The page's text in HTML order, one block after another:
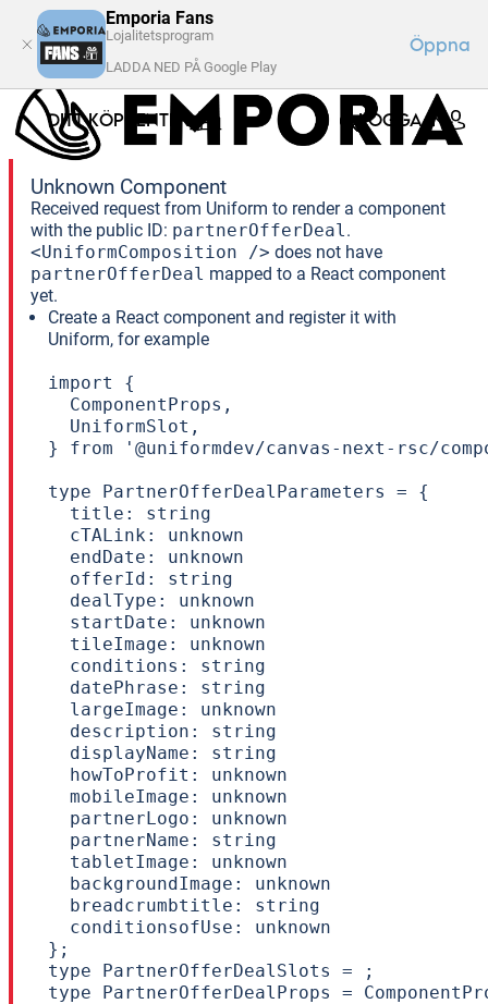
Emporia Fans
Lojalitetsprogram
LADDA NED PÅ Google Play
Öppna
DITT KÖPCENTER LOGGA IN
Unknown Component
Received request from Uniform to render a component
with the public ID: partnerOfferDeal.
<UniformComposition /> does not have
partnerOfferDeal mapped to a React component
yet.
Create a React component and register it with
Uniform, for example
import {
  ComponentProps,
  UniformSlot,
} from '@uniformdev/canvas-next-rsc/
type PartnerOfferDealParameters = {
  title: string
  cTALink: unknown
  endDate: unknown
  offerId: string
  dealType: unknown
  startDate: unknown
  tileImage: unknown
  conditions: string
  datePhrase: string
  largeImage: unknown
  description: string
  displayName: string
  howToProfit: unknown
  mobileImage: unknown
  partnerLogo: unknown
  partnerName: string
  tabletImage: unknown
  backgroundImage: unknown
  breadcrumbtitle: string
  conditionsofUse: unknown
};
type PartnerOfferDealSlots = ;
type PartnerOfferDealProps =